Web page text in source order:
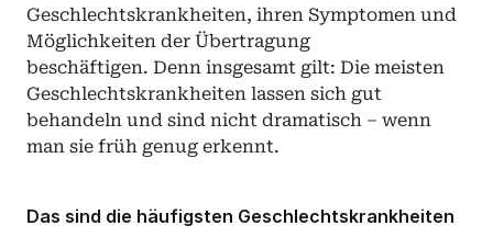
Geschlechtskrankheiten, ihren Symptomen und
Möglichkeiten der Übertragung
beschäftigen. Denn insgesamt gilt: Die meisten
Geschlechtskrankheiten lassen sich gut
behandeln und sind nicht dramatisch – wenn
man sie früh genug erkennt.
Das sind die häufigsten Geschlechtskrankheiten